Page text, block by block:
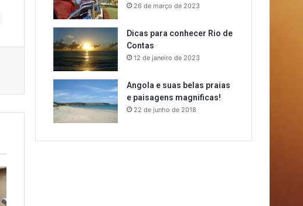
26 de março de 2023
Dicas para conhecer Rio de
Contas
12 de janeiro de 2023
Angola e suas belas praias
e paisagens magnificas!
22 de junho de 2018